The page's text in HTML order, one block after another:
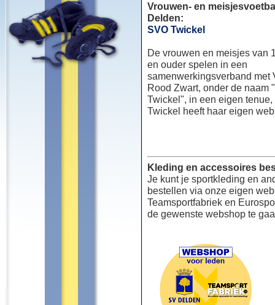
Vrouwen- en
Delden:
SVO Twickel
De vrouwen en meisjes van
en ouder spelen in een
samenwerkingsverband met
Rood Zwart, onder de naam
Twickel", in een eigen
Twickel heeft haar eigen
Kleding en accessoires
Je kunt je sportkleding en
bestellen via onze eigen
Teamsportfabriek en
de gewenste webshop te